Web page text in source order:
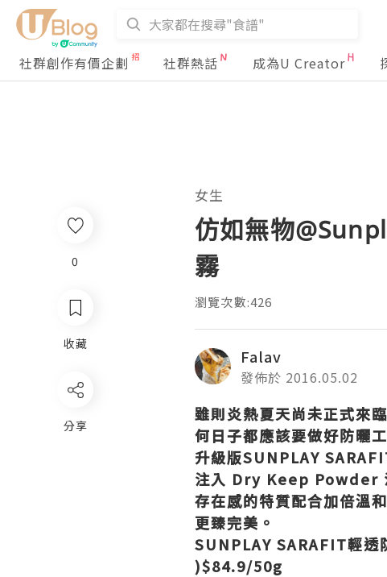
社群創作有價企劃 社群熱話 成為U Creator
0
收藏
分享
女生
仿如無物
霧
瀏覽次數:426
Falav
發佈於 2016.05.02
雖則炎熱夏天尚未正式來
何日子都應該要做好防曬
升級版SUNPLAY
注入 Dry Keep Powder
存在感的特質配合加倍溫
更臻完美。
SUNPLAY SARAFIT輕
)$84.9/50g